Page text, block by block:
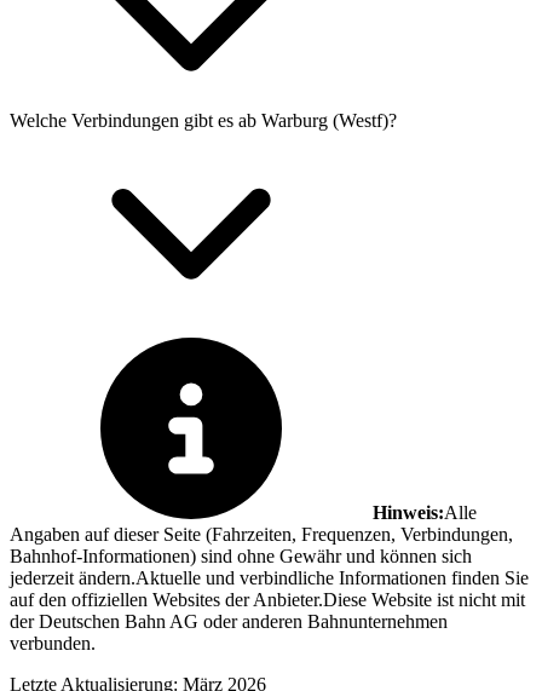
Welche Verbindungen gibt es ab Warburg (Westf)?
Hinweis:Alle
Angaben auf dieser Seite (Fahrzeiten, Frequenzen, Verbindungen,
Bahnhof-Informationen) sind ohne Gewähr und können sich
jederzeit ändern.Aktuelle und verbindliche Informationen finden Sie
auf den offiziellen Websites der Anbieter.Diese Website ist nicht mit
der Deutschen Bahn AG oder anderen Bahnunternehmen
verbunden.
Letzte Aktualisierung: März 2026